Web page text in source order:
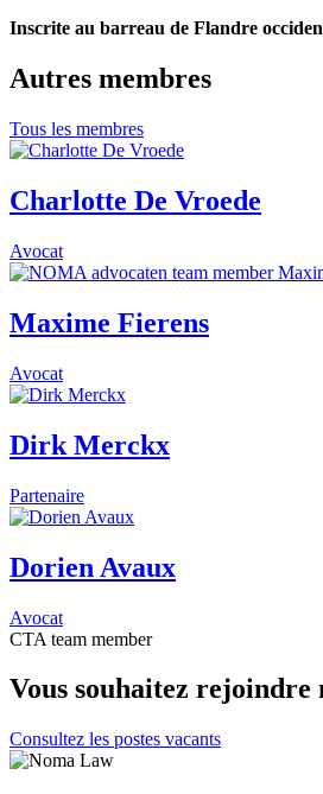
Inscrite au barreau de Flandre
Autres membres
Tous les membres
Charlotte De Vroede
Avocat
Maxime Fierens
Avocat
Dirk Merckx
Partenaire
Dorien Avaux
Avocat
CTA team member
Vous souhaitez rejoindre
Consultez les postes vacants